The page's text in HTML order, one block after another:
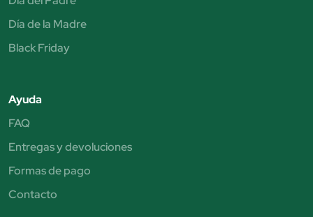
Día de la Madre
Black Friday
Ayuda
FAQ
Entregas y devoluciones
Formas de pago
Contacto